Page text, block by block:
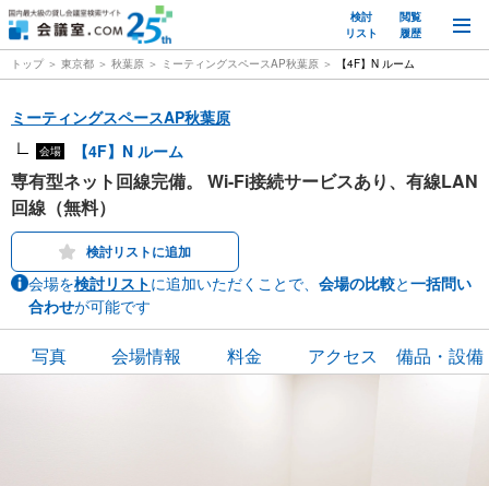
検討
リスト
閲覧
履歴
トップ 東京都 秋葉原 ミーティングスペースAP秋葉原 【4F】N ルーム
ミーティングスペースAP秋葉原
会場 【4F】N ルーム
専有型ネット回線完備。 Wi-Fi接続サービスあり、有線LAN
回線（無料）
検討リストに追加
会場を検討リストに追加いただくことで、 会場の比較と一括問い
合わせが可能です
写真 会場情報 料金 アクセス 備品・設備